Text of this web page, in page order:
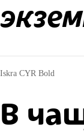
Iskra CYR Bold
В